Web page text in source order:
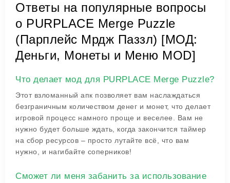
Ответы на популярные вопросы
о PURPLACE Merge Puzzle
(Парплейс Мрдж Паззл) [МОД:
Деньги, Монеты и Меню MOD]
Что делает мод для PURPLACE Merge Puzzle?
Этот взломанный апк позволяет вам наслаждаться
безграничным количеством денег и монет, что делает
игровой процесс намного проще и веселее. Вам не
нужно будет больше ждать, когда закончится таймер
на сбор ресурсов – просто лутайте всё, что вам
нужно, и нагибайте соперников!
Сможет ли меня забанить за использование